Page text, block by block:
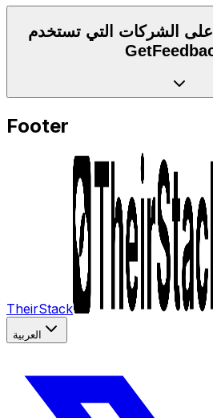
الشركات التي تستخدم
Footer
TheirStack
العربية